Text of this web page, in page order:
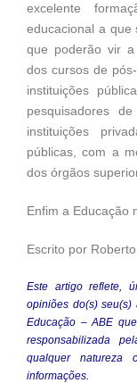
excelente
educacional a que
que poderão vir
dos cursos de
instituições
pesquisadores
instituições
públicas, com a
dos órgãos
Enfim a Educação
Escrito por
Este artigo reflete,
opiniões do(s)
Educação – ABE
responsabilizada
qualquer natureza
informações.